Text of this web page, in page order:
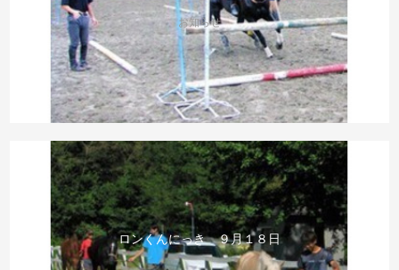
お知らせ
ロンくんにっき ９月１８日